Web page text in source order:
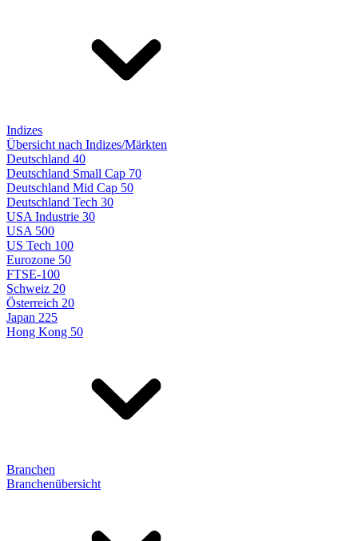
Indizes
Übersicht nach Indizes/Märkten
Deutschland 40
Deutschland Small Cap 70
Deutschland Mid Cap 50
Deutschland Tech 30
USA Industrie 30
USA 500
US Tech 100
Eurozone 50
FTSE-100
Schweiz 20
Österreich 20
Japan 225
Hong Kong 50
Branchen
Branchenübersicht